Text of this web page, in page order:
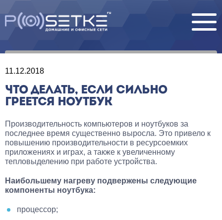
11.12.2018
ЧТО ДЕЛАТЬ, ЕСЛИ СИЛЬНО
ГРЕЕТСЯ НОУТБУК
Производительность компьютеров и ноутбуков за
последнее время существенно выросла. Это привело к
повышению производительности в ресурсоемких
приложениях и играх, а также к увеличенному
тепловыделению при работе устройства.
Наибольшему нагреву подвержены следующие
компоненты ноутбука:
процессор;